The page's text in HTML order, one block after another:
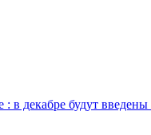
: в декабре будут